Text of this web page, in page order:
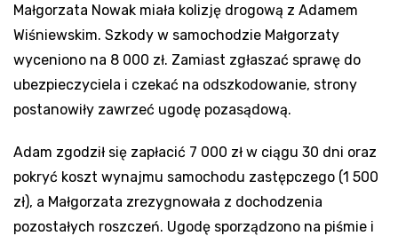
Małgorzata Nowak miała kolizję drogową z Adamem
Wiśniewskim. Szkody w samochodzie Małgorzaty
wyceniono na 8 000 zł. Zamiast zgłaszać sprawę do
ubezpieczyciela i czekać na odszkodowanie, strony
postanowiły zawrzeć ugodę pozasądową.
Adam zgodził się zapłacić 7 000 zł w ciągu 30 dni oraz
pokryć koszt wynajmu samochodu zastępczego (1 500
zł), a Małgorzata zrezygnowała z dochodzenia
pozostałych roszczeń. Ugodę sporządzono na piśmie i